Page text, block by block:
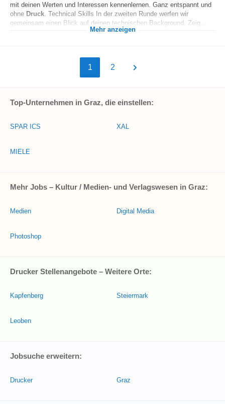
mit deinen Werten und Interessen kennenlernen. Ganz entspannt und
ohne Druck. Technical Skills In der zweiten Runde werfen wir
gemeinsam einen Blick auf deinen technischen Background. Zeig...
Mehr anzeigen
1 2
Top-Unternehmen in Graz, die einstellen:
SPAR ICS
MIELE
XAL
Mehr Jobs – Kultur / Medien- und Verlagswesen in Graz:
Medien
Photoshop
Digital Media
Drucker Stellenangebote – Weitere Orte:
Kapfenberg
Leoben
Steiermark
Jobsuche erweitern:
Drucker Graz